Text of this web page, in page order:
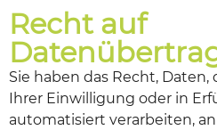
Recht auf
Sie haben das Recht, Daten,
Ihrer Einwilligung oder in
automatisiert verarbeiten,